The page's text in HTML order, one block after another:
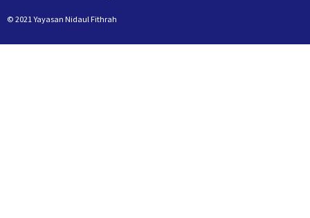
© 2021 Yayasan Nidaul Fithrah